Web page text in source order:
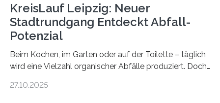
KreisLauf Leipzig: Neuer
Stadtrundgang Entdeckt Abfall-
Potenzial
Beim Kochen, im Garten oder auf der Toilette – täglich
wird eine Vielzahl organischer Abfälle produziert. Doch
Potenzial nur dann entfalten können, wenn sie in
27.10.2025